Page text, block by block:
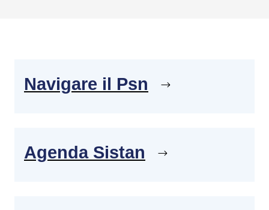
Navigare il Psn
Agenda Sistan